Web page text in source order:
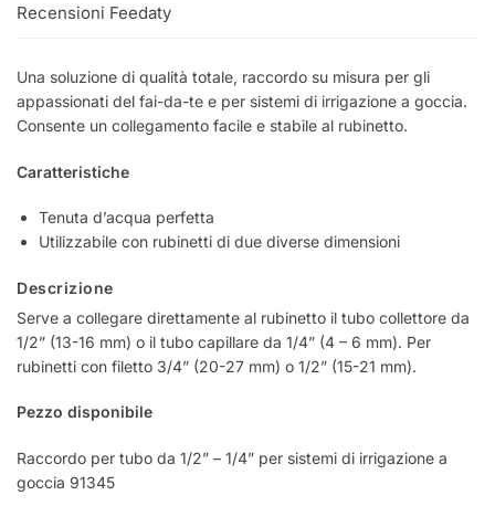
Recensioni Feedaty
Una soluzione di qualità totale, raccordo su misura per gli
appassionati del fai-da-te e per sistemi di irrigazione a goccia.
Consente un collegamento facile e stabile al rubinetto.
Caratteristiche
Tenuta d’acqua perfetta
Utilizzabile con rubinetti di due diverse dimensioni
Descrizione
Serve a collegare direttamente al rubinetto il tubo collettore da
1/2” (13-16 mm) o il tubo capillare da 1/4” (4 – 6 mm). Per
rubinetti con filetto 3/4” (20-27 mm) o 1/2” (15-21 mm).
Pezzo disponibile
Raccordo per tubo da 1/2” – 1/4” per sistemi di irrigazione a
goccia 91345